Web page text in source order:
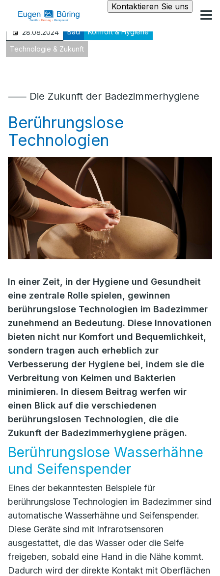
Kontaktieren Sie uns
28.08.2024 Bad Komfort & Hygiene
Technologie & Zukunft
⸺ Die Zukunft der Badezimmerhygiene
Berührungslose
Technologien
In einer Zeit, in der Hygiene und Gesundheit
eine zentrale Rolle spielen, gewinnen
berührungslose Technologien im Badezimmer
zunehmend an Bedeutung. Diese Innovationen
bieten nicht nur Komfort und Bequemlichkeit,
sondern tragen auch erheblich zur
Verbesserung der Hygiene bei, indem sie die
Verbreitung von Keimen und Bakterien
minimieren. In diesem Beitrag werfen wir
einen Blick auf die verschiedenen
berührungslosen Technologien, die die
Zukunft der Badezimmerhygiene prägen.
Berührungslose Wasserhähne
und Seifenspender
Eines der bekanntesten Beispiele für
berührungslose Technologien im Badezimmer sind
automatische Wasserhähne und Seifenspender.
Diese Geräte sind mit Infrarotsensoren
ausgestattet, die das Wasser oder die Seife
freigeben, sobald eine Hand in die Nähe kommt.
Dadurch wird der direkte Kontakt mit Oberflächen